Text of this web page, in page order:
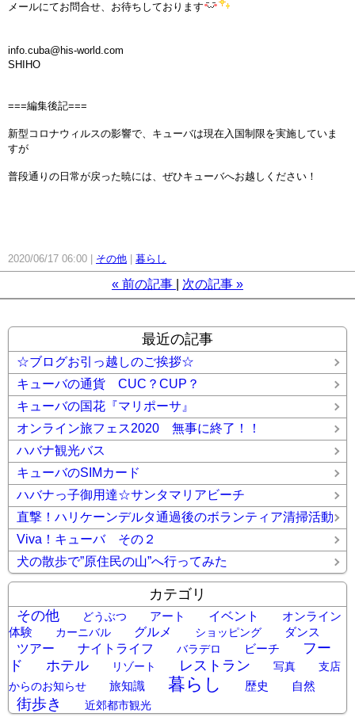
メールにてお問合せ、お待ちしております
info.cuba@his-world.com
SHIHO
===編集後記===
新型コロナウィルスの影響で、キューバは現在入国制限を実施していま
すが
普段通りの日常が戻った暁には、ぜひキューバへお越しください！
2020/06/17 06:00 その他 暮らし
« 前の記事 次の記事 »
最近の記事
☆ブログお引っ越しのご挨拶☆
キューバの通貨 CUC？CUP？
キューバの国花『マリポーサ』
オンライン旅フェス2020 無事に終了！！
ハバナ観光バス
キューバのSIMカード
ハバナっ子御用達☆サンタマリアビーチ
直撃！ハリケーンデルタ通過後のボランティア清掃活動
Viva！キューバ その２
犬の散歩で”原住民の山”へ行ってみた
カテゴリ
その他 どうぶつ アート イベント
オンライン
体験
カーニバル グルメ ショッピング
ダンス
ツアー
ナイトライフ バラデロ ビーチ
フー
ド
ホテル リゾート レストラン 写真
支店
からのお知らせ
旅知識 暮らし 歴史 自然
街歩き 近郊都市観光